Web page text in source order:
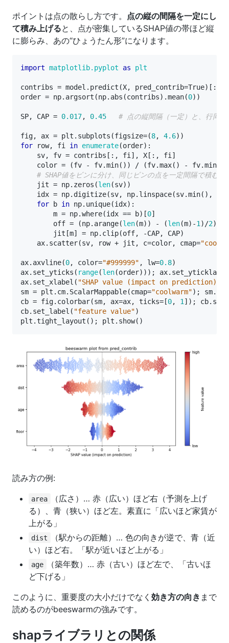
ポイントは点の散らし方です。 点の縦の間隔を一定にし
て積み上げると、点が密集しているSHAP値の帯ほど縦
に膨らみ、あの“ひょうたん形”になります。
import matplotlib.pyplot as plt
contribs = model . predict (X, pred_contrib=True)[:,
order = np. argsort (np. abs (contribs) .mean(0))
SP, CAP = 0.017, 0.45 # 点の縦間隔（一定）と、行同
fig, ax = plt . subplots (figsize=(8, 4.6))
for
row, fi in enumerate(order):
sv, fv = contribs [:, fi], X [:, fi]
color = (fv - fv.min()) / (fv.max() - fv.min
# SHAP値をビンに分け、同じビンの点を一定間隔で積む
jit = np. zeros (len(sv))
idx = np. digitize(sv, np. linspace(sv.min(),
for
b in np. unique(idx):
m = np.where(idx == b)[0]
off = (np. arange(len(m)) - (len(m) -1)/2)
jit [m] = np. clip(off, -CAP, CAP)
ax. scatter(sv, row + jit , c=color, cmap=
ax. axvline(0, color="#999999" , lw=0.8)
ax. set_yticks ( range(len(order))); ax.
ax. set_xlabel ( "SHAP value (impact on prediction)"
sm = plt . cm. ScalarMappable(cmap="coolwarm"); sm.
cb = fig. colorbar(sm, ax=ax, ticks= [0, 1]); cb.
cb. set_label ( "feature value")
plt .tight_layout (); plt . show()
読み方の例:
area
（広さ）… 赤（広い）ほど右（予測を上げ
る）、青（狭い）ほど左。素直に「広いほど家賃が
上がる」
dist
（駅からの距離）… 色の向きが逆で、青（近
い）ほど右。「駅が近いほど上がる」
age
（築年数）… 赤（古い）ほど左で、「古いほ
ど下げる」
このように、重要度の大小だけでなく 効き方の向き まで
読めるのがbeeswarmの強みです。
shapライブラリとの関係